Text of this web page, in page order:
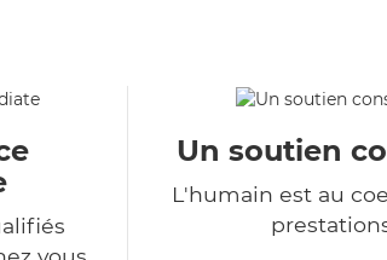
Un soutien
L'humain est au